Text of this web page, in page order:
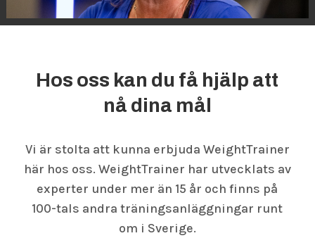
Hos oss kan du få hjälp att
nå dina mål
Vi är stolta att kunna erbjuda WeightTrainer
här hos oss. WeightTrainer har utvecklats av
experter under mer än 15 år och finns på
100-tals andra träningsanläggningar runt
om i Sverige.